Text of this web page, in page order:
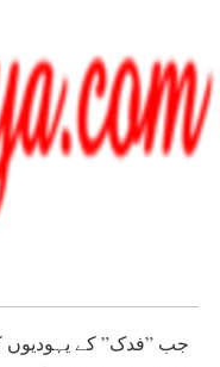
جب ”فدک” کے یہودیوں